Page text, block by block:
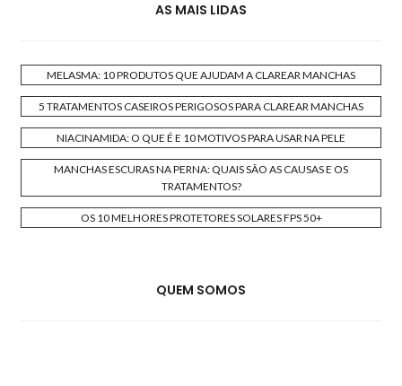
AS MAIS LIDAS
MELASMA: 10 PRODUTOS QUE AJUDAM A CLAREAR MANCHAS
5 TRATAMENTOS CASEIROS PERIGOSOS PARA CLAREAR MANCHAS
NIACINAMIDA: O QUE É E 10 MOTIVOS PARA USAR NA PELE
MANCHAS ESCURAS NA PERNA: QUAIS SÃO AS CAUSAS E OS
TRATAMENTOS?
OS 10 MELHORES PROTETORES SOLARES FPS 50+
QUEM SOMOS